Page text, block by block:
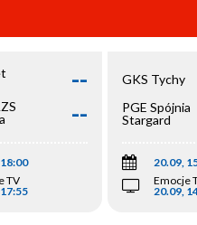
--
--
TV
GKS Tychy
PGE Spójnia
Stargard
20.09,
Emocje
20.09,